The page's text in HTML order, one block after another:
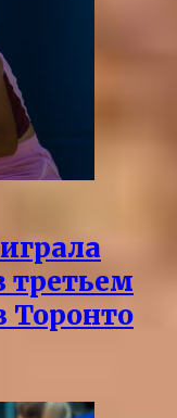
третьем
Торонто